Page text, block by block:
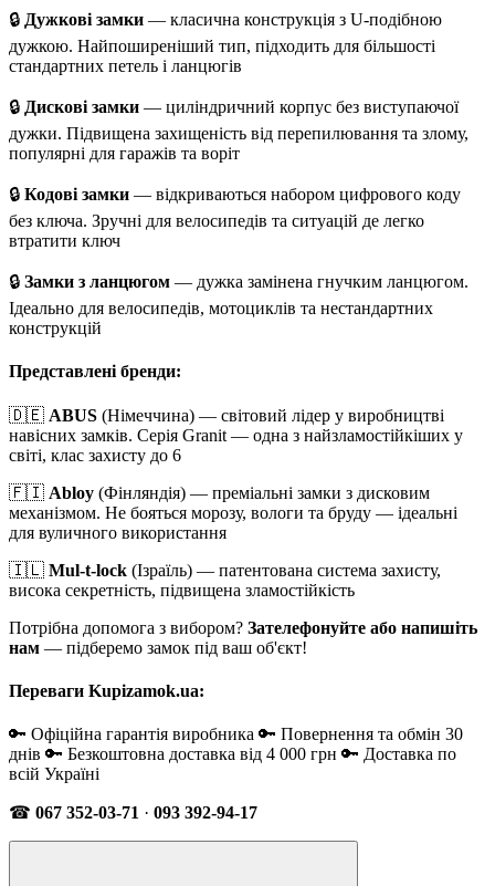
🔒 Дужкові замки — класична конструкція з U-подібною
дужкою. Найпоширеніший тип, підходить для більшості
стандартних петель і ланцюгів
🔒 Дискові замки — циліндричний корпус без виступаючої
дужки. Підвищена захищеність від перепилювання та злому,
популярні для гаражів та воріт
🔒 Кодові замки — відкриваються набором цифрового коду
без ключа. Зручні для велосипедів та ситуацій де легко
втратити ключ
🔒 Замки з ланцюгом — дужка замінена гнучким ланцюгом.
Ідеально для велосипедів, мотоциклів та нестандартних
конструкцій
Представлені бренди:
🇩🇪 ABUS (Німеччина) — світовий лідер у виробництві
навісних замків. Серія Granit — одна з найзламостійкіших у
світі, клас захисту до 6
🇫🇮 Abloy (Фінляндія) — преміальні замки з дисковим
механізмом. Не бояться морозу, вологи та бруду — ідеальні
для вуличного використання
🇮🇱 Mul-t-lock (Ізраїль) — патентована система захисту,
висока секретність, підвищена зламостійкість
Потрібна допомога з вибором? Зателефонуйте або напишіть
нам — підберемо замок під ваш об'єкт!
Переваги Kupizamok.ua:
🔑 Офіційна гарантія виробника 🔑 Повернення та обмін 30
днів 🔑 Безкоштовна доставка від 4 000 грн 🔑 Доставка по
всій Україні
☎ 067 352-03-71 · 093 392-94-17